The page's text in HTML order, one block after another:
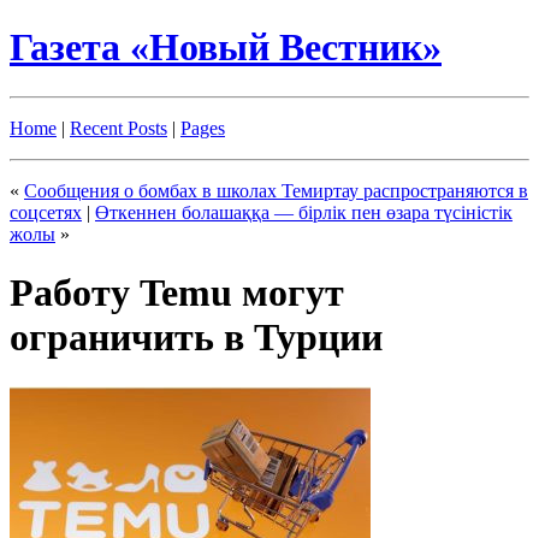
Газета «Новый Вестник»
Home | Recent Posts | Pages
« Сообщения о бомбах в школах Темиртау распространяются в
соцсетях | Өткеннен болашаққа — бірлік пен өзара түсіністік
жолы »
Работу Temu могут
ограничить в Турции